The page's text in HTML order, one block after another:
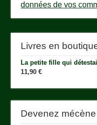
données de vos
Livres en
La petite fille qui
11,90€
Devenez mécène